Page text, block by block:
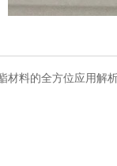
材料的全方位应用解